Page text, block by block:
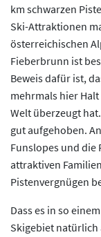
km schwarzen
Ski-Attraktionen
österreichischen
Fieberbrunn ist
Beweis dafür ist,
mehrmals hier
Welt überzeugt
gut aufgehoben.
Funslopes und die
attraktiven
Pistenvergnügen
Dass es in so
Skigebiet